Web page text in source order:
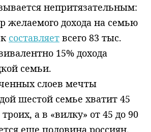
непритязательным:
желаемого дохода на семью
составляет всего 83 тыс.
15% дохода
семьи.
слоев мечты
шестой семье хватит 45
а в «вилку» от 45 до 90
еще половина россиян.